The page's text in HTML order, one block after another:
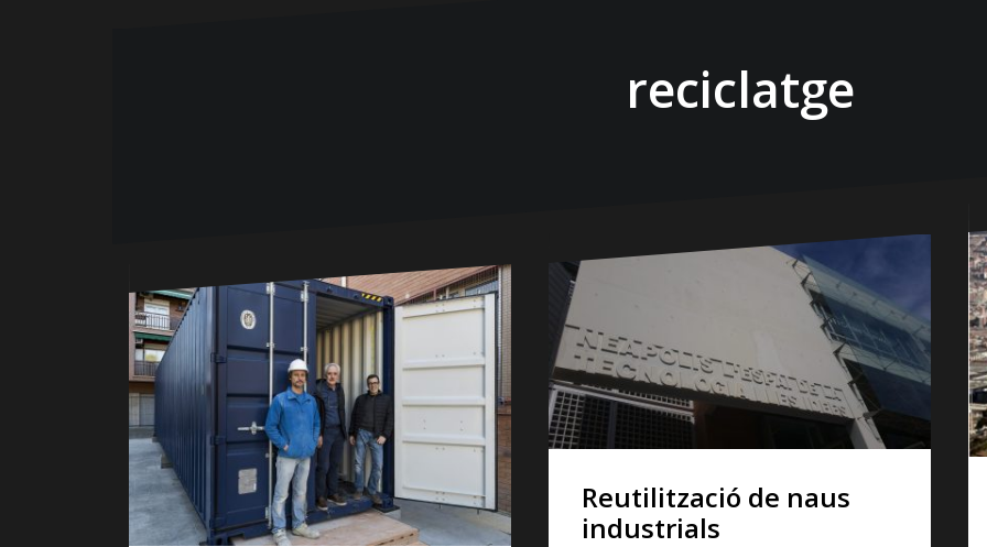
reciclatge
Reutilització de naus
industrials